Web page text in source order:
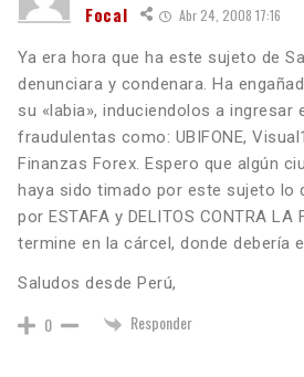
Focal Abr 24, 2008 17:16
Ya era hora que ha este sujeto de
denunciara y condenara. Ha
su «labia», induciendolos a ingresar
fraudulentas como: UBIFONE,
Finanzas Forex. Espero que algún
haya sido timado por este sujeto lo
por ESTAFA y DELITOS CONTRA LA
termine en la cárcel, donde debería
Saludos desde Perú,
0 Responder